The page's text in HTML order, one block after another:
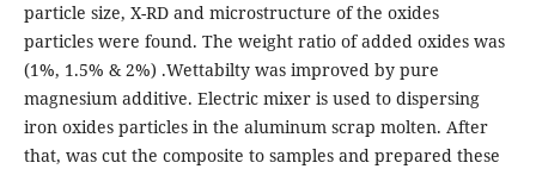
particle size, X-RD and microstructure of the oxides
particles were found. The weight ratio of added oxides was
(1%, 1.5% & 2%) .Wettabilty was improved by pure
magnesium additive. Electric mixer is used to dispersing
iron oxides particles in the aluminum scrap molten. After
that, was cut the composite to samples and prepared these